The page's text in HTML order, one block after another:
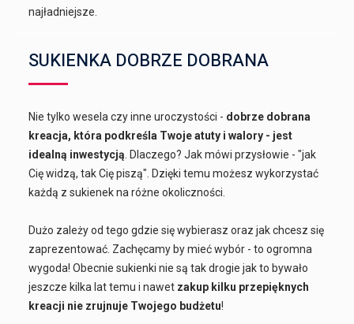
najładniejsze.
SUKIENKA DOBRZE DOBRANA
Nie tylko wesela czy inne uroczystości - dobrze dobrana
kreacja, która podkreśla Twoje atuty i walory - jest
idealną inwestycją . Dlaczego? Jak mówi przysłowie - "jak
Cię widzą, tak Cię piszą". Dzięki temu możesz wykorzystać
każdą z sukienek na różne okoliczności.
Dużo zależy od tego gdzie się wybierasz oraz jak chcesz się
zaprezentować. Zachęcamy by mieć wybór - to ogromna
wygoda! Obecnie sukienki nie są tak drogie jak to bywało
jeszcze kilka lat temu i nawet zakup kilku przepięknych
kreacji nie zrujnuje Twojego budżetu!